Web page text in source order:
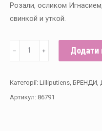
Розали, осликом
свинкой и уткой.
Игровой
Моя
первая
﹣ ﹢ Додати
Категорії: Lilliputiens БРЕНДИ
Артикул: 86791